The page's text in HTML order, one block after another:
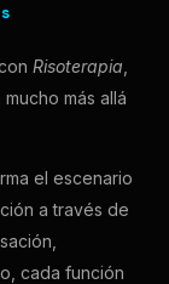
Risoterapia
más allá
el escenario
a través de
cada función